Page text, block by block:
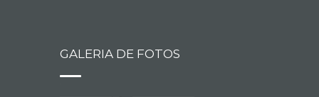
GALERIA DE FOTOS